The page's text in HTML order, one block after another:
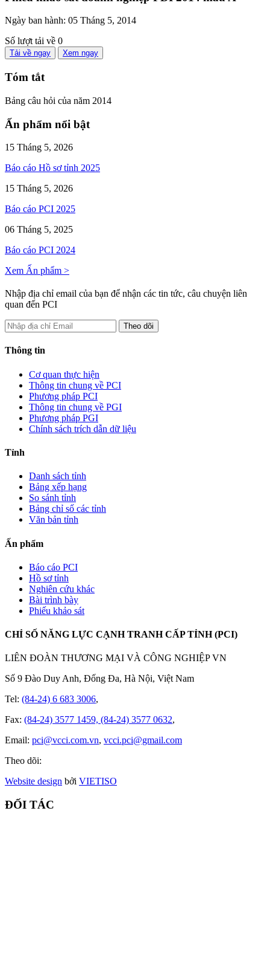
Ngày ban hành: 05 Tháng 5, 2014
Số lượt tải về 0
Tải về ngay Xem ngay
Tóm tắt
Bảng câu hỏi của năm 2014
Ấn phẩm nổi bật
15 Tháng 5, 2026
Báo cáo Hồ sơ tỉnh 2025
15 Tháng 5, 2026
Báo cáo PCI 2025
06 Tháng 5, 2025
Báo cáo PCI 2024
Xem Ấn phẩm >
Nhập địa chỉ email của bạn để nhận các tin tức, câu chuyện liên
quan đến PCI
Thông tin
Cơ quan thực hiện
Thông tin chung về PCI
Phương pháp PCI
Thông tin chung về PGI
Phương pháp PGI
Chính sách trích dẫn dữ liệu
Tỉnh
Danh sách tỉnh
Bảng xếp hạng
So sánh tỉnh
Bảng chỉ số các tỉnh
Văn bản tỉnh
Ấn phẩm
Báo cáo PCI
Hồ sơ tỉnh
Nghiên cứu khác
Bài trình bày
Phiếu khảo sát
CHỈ SỐ NĂNG LỰC CẠNH TRANH CẤP TỈNH (PCI)
LIÊN ĐOÀN THƯƠNG MẠI VÀ CÔNG NGHIỆP VN
Số 9 Đào Duy Anh, Đống Đa, Hà Nội, Việt Nam
Tel: (84-24) 6 683 3006,
Fax: (84-24) 3577 1459, (84-24) 3577 0632,
Email: pci@vcci.com.vn, vcci.pci@gmail.com
Theo dõi:
Website design bởi VIETISO
ĐỐI TÁC